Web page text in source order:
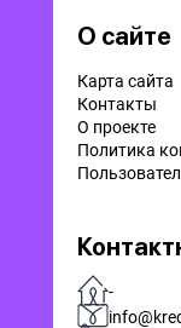
О сайте
Карта сайта
Контакты
О проекте
Политика
-